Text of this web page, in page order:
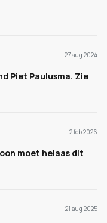
27 aug 2024
Piet Paulusma. Zie
2 feb 2026
moet helaas dit
21 aug 2025